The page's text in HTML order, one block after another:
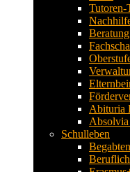
Tutoren-
Beratung
Abituria
Schulleben